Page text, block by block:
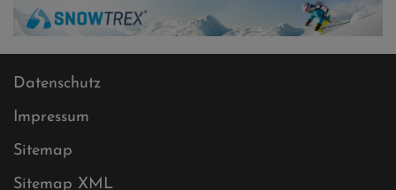
Datenschutz
Impressum
Sitemap